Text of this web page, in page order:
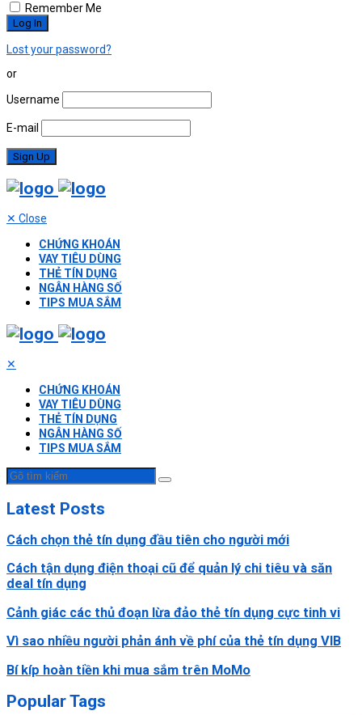
Remember Me
Lost your password?
or
Username
E-mail
✕ Close
CHỨNG KHOÁN
VAY TIÊU DÙNG
THẺ TÍN DỤNG
NGÂN HÀNG SỐ
TIPS MUA SẮM
✕
CHỨNG KHOÁN
VAY TIÊU DÙNG
THẺ TÍN DỤNG
NGÂN HÀNG SỐ
TIPS MUA SẮM
Latest Posts
Cách chọn thẻ tín dụng đầu tiên cho người mới
Cách tận dụng điện thoại cũ để quản lý chi tiêu và săn
deal tín dụng
Cảnh giác các thủ đoạn lừa đảo thẻ tín dụng cực tinh vi
Vì sao nhiều người phản ánh về phí của thẻ tín dụng VIB
Bí kíp hoàn tiền khi mua sắm trên MoMo
Popular Tags